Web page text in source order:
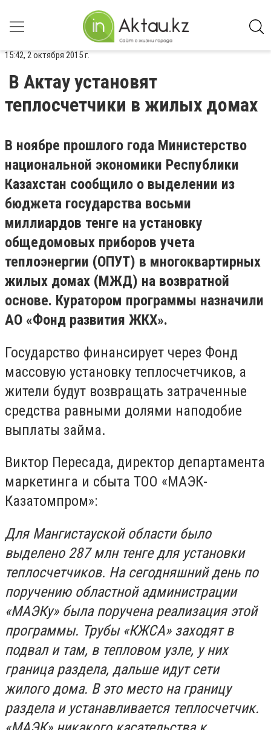
15:42, 2 октября 2015 г.
В Актау установят
теплосчетчики в жилых домах
В ноябре прошлого года Министерство
национальной экономики Республики
Казахстан сообщило о выделении из
бюджета государства восьми
миллиардов тенге на установку
общедомовых приборов учета
теплоэнергии (ОПУТ) в многоквартирных
жилых домах (МЖД) на возвратной
основе. Куратором программы назначили
АО «Фонд развития ЖКХ».
Государство финансирует через Фонд
массовую установку теплосчетчиков, а
жители будут возвращать затраченные
средства равными долями наподобие
выплаты займа.
Виктор Пересада, директор департамента
маркетинга и сбыта ТОО «МАЭК-
Казатомпром»:
Для Мангистауской области было
выделено 287 млн тенге для установки
теплосчетчиков. На сегодняшний день по
поручению областной администрации
«МАЭКу» была поручена реализация этой
программы. Трубы «КЖСА» заходят в
подвал и там, в тепловом узле, у них
граница раздела, дальше идут сети
жилого дома. В это место на границу
раздела и устанавливается теплосчетчик.